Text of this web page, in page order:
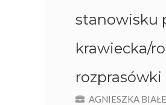
stanowisku
krawiecka/
rozprasówki
AGNIESZKA